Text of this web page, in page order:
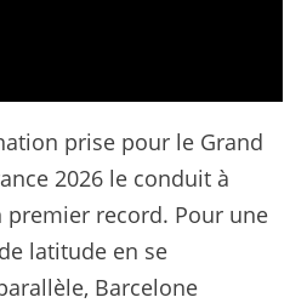
prise pour le Grand
2026 le conduit à
premier record. Pour une
latitude en se
Barcelone